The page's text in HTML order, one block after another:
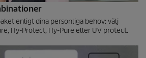
enligt dina personliga behov: välj
Hy-Protect, Hy-Pure eller UV protect.